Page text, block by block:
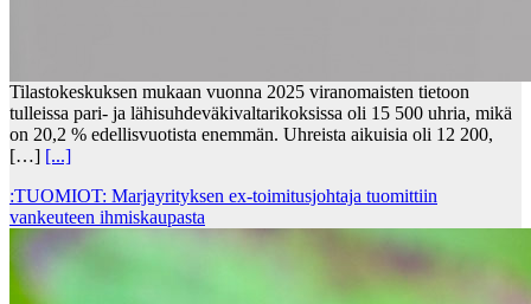
Tilastokeskuksen mukaan vuonna 2025 viranomaisten tietoon
tulleissa pari- ja lähisuhdeväkivaltarikoksissa oli 15 500 uhria, mikä
on 20,2 % edellisvuotista enemmän. Uhreista aikuisia oli 12 200,
[…] [...]
:TUOMIOT: Marjayrityksen ex-toimitusjohtaja tuomittiin
vankeuteen ihmiskaupasta